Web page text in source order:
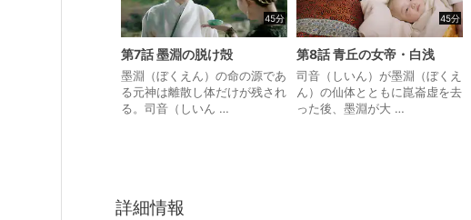
45分
第7話 墨淵の脱け殻
墨淵（ぼくえん）の命の源であ
る元神は離散し体だけが残され
る。司音（しいん …
45分
第8話 青丘の女帝・白浅
司音（しいん）が墨淵（ぼくえ
ん）の仙体とともに崑崙虚を去
った後、墨淵が大 …
詳細情報